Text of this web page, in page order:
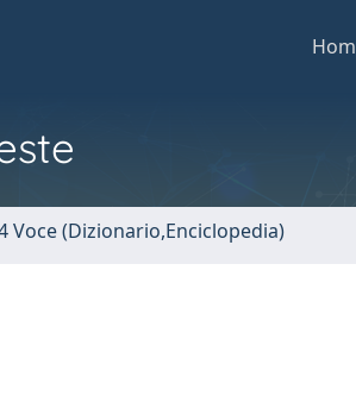
Voce (Dizionario,Enciclopedia)